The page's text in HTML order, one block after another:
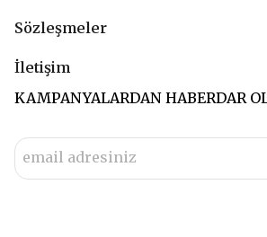
Sözleşmeler
İletişim
KAMPANYALARDAN HABERDAR